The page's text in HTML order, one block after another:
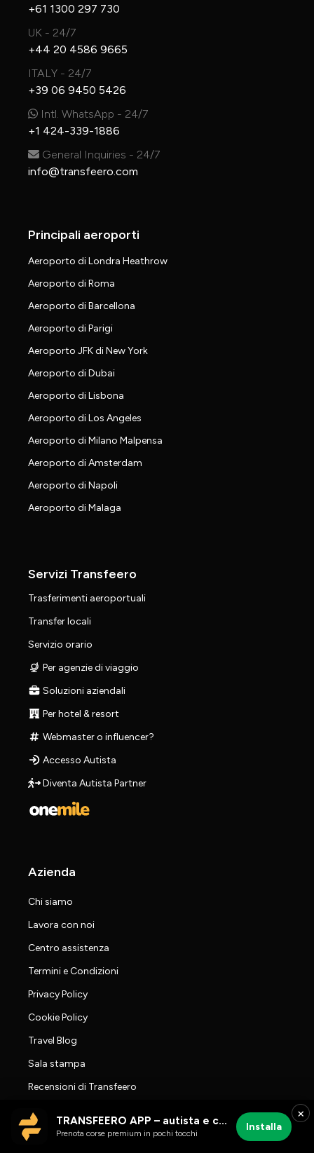
+61 1300 297 730
UK - 24/7
+44 20 4586 9665
ITALY - 24/7
+39 06 9450 5426
Intl. WhatsApp - 24/7
+1 424-339-1886
General Inquiries - 24/7
info@transfeero.com
Principali aeroporti
Aeroporto di Londra Heathrow
Aeroporto di Roma
Aeroporto di Barcellona
Aeroporto di Parigi
Aeroporto JFK di New York
Aeroporto di Dubai
Aeroporto di Lisbona
Aeroporto di Los Angeles
Aeroporto di Milano Malpensa
Aeroporto di Amsterdam
Aeroporto di Napoli
Aeroporto di Malaga
Servizi Transfeero
Trasferimenti aeroportuali
Transfer locali
Servizio orario
Per agenzie di viaggio
Soluzioni aziendali
Per hotel & resort
Webmaster o influencer?
Accesso Autista
Diventa Autista Partner
Azienda
Chi siamo
Lavora con noi
Centro assistenza
Termini e Condizioni
Privacy Policy
Cookie Policy
Travel Blog
Sala stampa
Recensioni di Transfeero
×
TRANSFEERO APP – autista e corse aeroportuali
Prenota corse premium in pochi tocchi
Installa